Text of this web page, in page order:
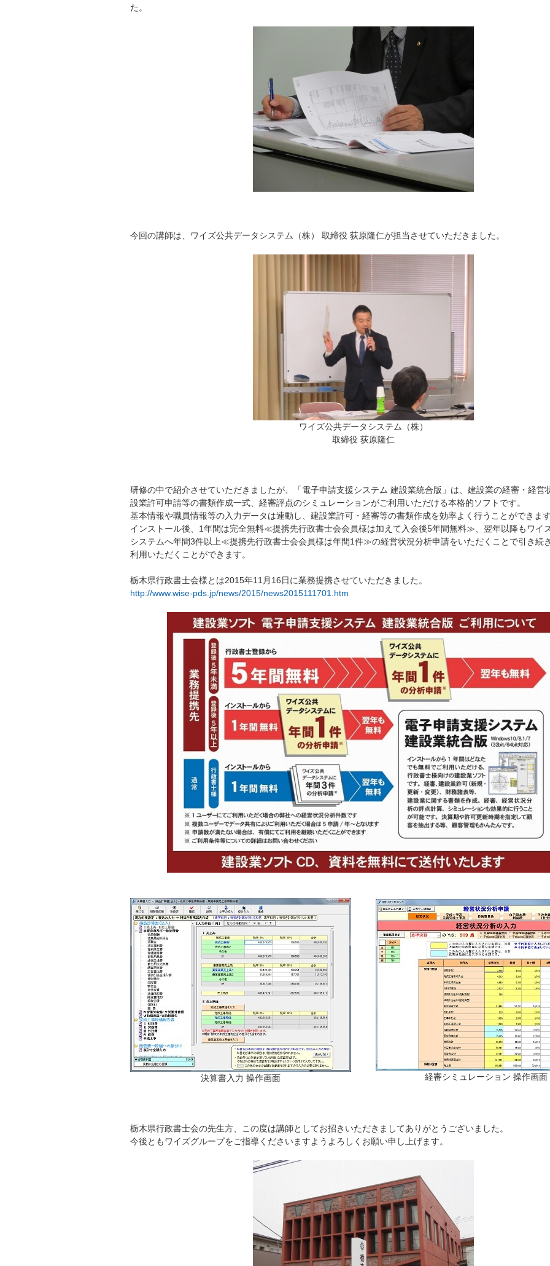
た。
今回の講師は、ワイズ公共データシステム（株） 取締役 荻原隆仁が担当させていただきました。
ワイズ公共データシステム（株）
取締役 荻原隆仁
研修の中で紹介させていただきましたが、「電子申請支援システム 建設業統合版」は、建設業の経審・経営
設業許可申請等の書類作成一式、経審評点のシミュレーションがご利用いただける本格的ソフトです。
基本情報や職員情報等の入力データは連動し、建設業許可・経審等の書類作成を効率よく行うことができます
インストール後、1年間は完全無料≪提携先行政書士会会員様は加えて入会後5年間無料≫、翌年以降もワイ
システムへ年間3件以上≪提携先行政書士会会員様は年間1件≫の経営状況分析申請をいただくことで引き続
利用いただくことができます。
栃木県行政書士会様とは2015年11月16日に業務提携させていただきました。
http://www.wise-pds.jp/news/2015/news2015111701.htm
決算書入力 操作画面 経審シミュレーション 操作画面
栃木県行政書士会の先生方、この度は講師としてお招きいただきましてありがとうございました。
今後ともワイズグループをご指導くださいますようよろしくお願い申し上げます。